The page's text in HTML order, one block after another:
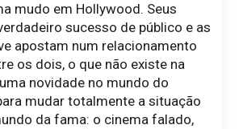
mudo em Hollywood. Seus
sucesso de público e as
apostam num relacionamento
os dois, o que não existe na
novidade no mundo do
mudar totalmente a situação
da fama: o cinema falado,